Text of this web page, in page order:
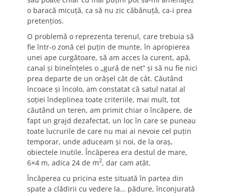
o baracă micuţă, ca să nu zic căbănuţă, ca-i prea
pretenţios.
O problemă o reprezenta terenul, care trebuia să
fie într-o zonă cel puţin de munte, în apropierea
unei ape curgătoare, să am acces la curent, apă,
canal şi bineînţeles o „gură de net” şi să nu fie nici
prea departe de un orăşel cât de cât. Căutând
încoace şi încolo, am constatat că satul natal al
soţiei îndeplinea toate criteriile, mai mult, tot
căutând un teren, am primit chiar o încăpere, de
fapt un grajd dezafectat, un loc în care se puneau
toate lucrurile de care nu mai ai nevoie cel puţin
temporar, unde aduceam şi noi, de la oraş,
obiectele inutile. Încăperea era destul de mare,
6×4 m, adica 24 de m2, dar cam atât.
Încăperea cu pricina este situată în partea din
spate a clădirii cu vedere la… pădure, înconjurată